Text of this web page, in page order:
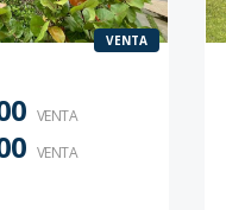
VENTA
VENTA
VENTA